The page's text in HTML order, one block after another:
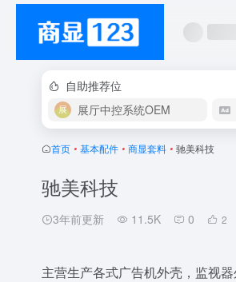
自助推荐位
展厅中控系统OEM
首页 • 基本配件 • 商显套料 • 驰美科技
驰美科技
3年前更新 11.5K 0 2
主营生产各式广告机外壳，监视